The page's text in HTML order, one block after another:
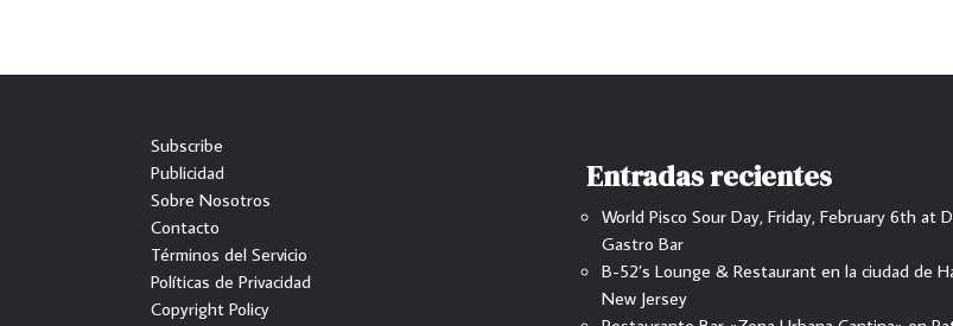
Subscribe
Publicidad
Sobre Nosotros
Contacto
Términos del Servicio
Políticas de Privacidad
Copyright Policy
Entradas recientes
World Pisco Sour Day, Friday, February 6th at
Gastro Bar
B-52’s Lounge & Restaurant en la ciudad de
New Jersey